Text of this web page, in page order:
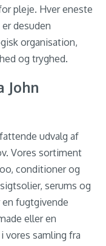
pleje. Hver eneste
desuden
organisation,
og tryghed.
John
udvalg af
Vores sortiment
conditioner og
serums og
fugtgivende
eller en
vores samling fra